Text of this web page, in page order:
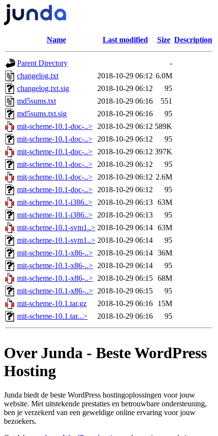
Name Last modified Size Description
Parent Directory
-
changelog.txt
2018-10-29 06:12 6.0M
changelog.txt.sig
2018-10-29 06:12
95
md5sums.txt
2018-10-29 06:16
551
md5sums.txt.sig
2018-10-29 06:16
95
mit-scheme-10.1-doc-..>
2018-10-29 06:12 589K
mit-scheme-10.1-doc-..>
2018-10-29 06:12
95
mit-scheme-10.1-doc-..>
2018-10-29 06:12 397K
mit-scheme-10.1-doc-..>
2018-10-29 06:12
95
mit-scheme-10.1-doc-..>
2018-10-29 06:12 2.6M
mit-scheme-10.1-doc-..>
2018-10-29 06:12
95
mit-scheme-10.1-i386..>
2018-10-29 06:13 63M
mit-scheme-10.1-i386..>
2018-10-29 06:13
95
mit-scheme-10.1-svm1..> 2018-10-29 06:14 63M
mit-scheme-10.1-svm1..> 2018-10-29 06:14
95
mit-scheme-10.1-x86-..> 2018-10-29 06:14 36M
mit-scheme-10.1-x86-..> 2018-10-29 06:14
95
mit-scheme-10.1-x86-..> 2018-10-29 06:15 68M
mit-scheme-10.1-x86-..> 2018-10-29 06:15
95
mit-scheme-10.1.tar.gz
2018-10-29 06:16
15M
mit-scheme-10.1.tar...>
2018-10-29 06:16 95
Over Junda - Beste WordPress
Hosting
Junda biedt de beste WordPress hostingoplossingen voor jouw
website. Met uitstekende prestaties en betrouwbare ondersteuning,
ben je verzekerd van een geweldige online ervaring voor jouw
bezoekers.